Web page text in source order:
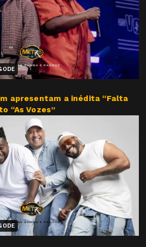
apresentam a inédita “Falta
“As Vozes”